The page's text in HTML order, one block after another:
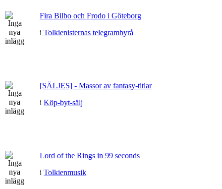
Fira Bilbo och Frodo i Göteborg
i Tolkienisternas telegrambyrå
[SÄLJES] - Massor av fantasy-titlar
i Köp-byt-sälj
Lord of the Rings in 99 seconds
i Tolkienmusik